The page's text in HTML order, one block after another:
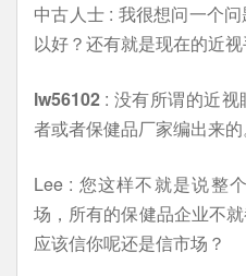
中古人士 : 我很想问一个
以好？还有就是现在的近
lw56102 : 没有所谓的近
者或者保健品厂家编出来的
Lee : 您这样不就是说整
场，所有的保健品企业不
应该信你呢还是信市场？